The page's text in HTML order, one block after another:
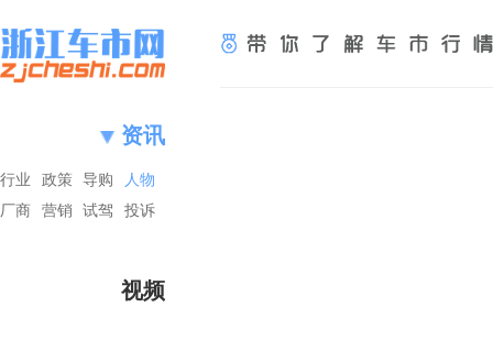
资讯
行业 政策 导购
人物
厂商
营销 试驾 投诉
视频